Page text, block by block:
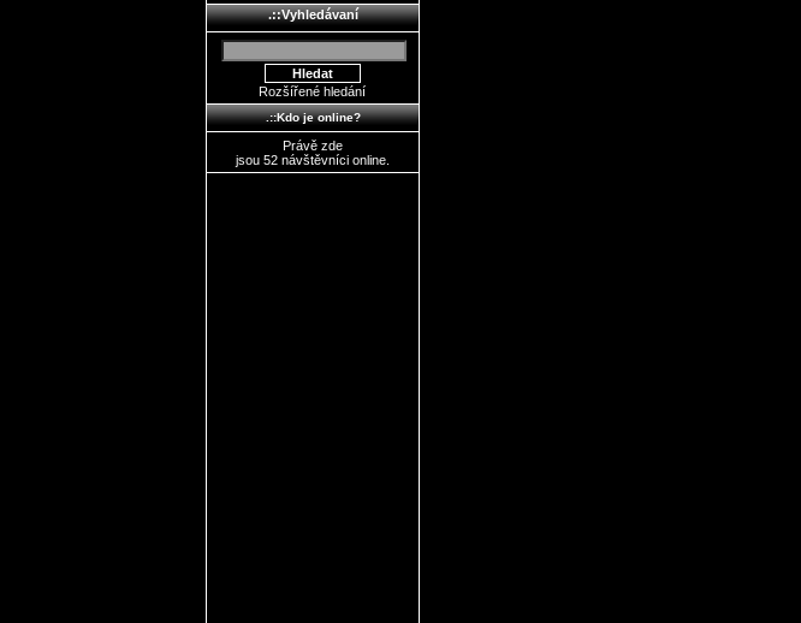
.::Vyhledávaní
Rozšířené hledání
.::Kdo je online?
Právě zde
jsou 52 návštěvníci online.